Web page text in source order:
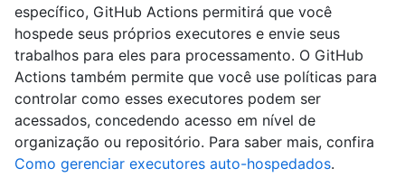
específico, GitHub Actions permitirá que você
hospede seus próprios executores e envie seus
trabalhos para eles para processamento. O GitHub
Actions também permite que você use políticas para
controlar como esses executores podem ser
acessados, concedendo acesso em nível de
organização ou repositório. Para saber mais, confira
Como gerenciar executores auto-hospedados.